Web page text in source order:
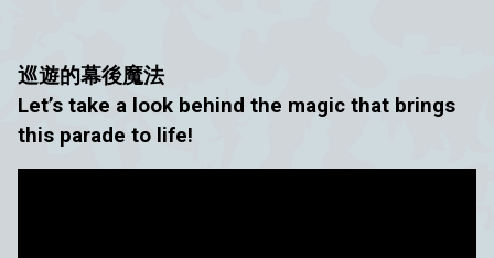
巡遊的幕後魔法
Let’s take a look behind the magic that brings
this parade to life!